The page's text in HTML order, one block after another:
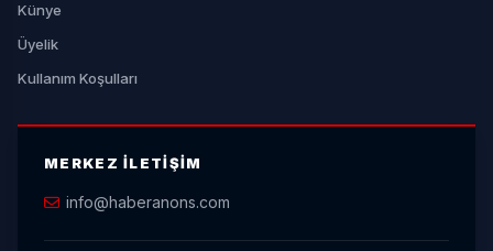
Künye
Üyelik
Kullanım Koşulları
MERKEZ İLETIŞIM
info@haberanons.com